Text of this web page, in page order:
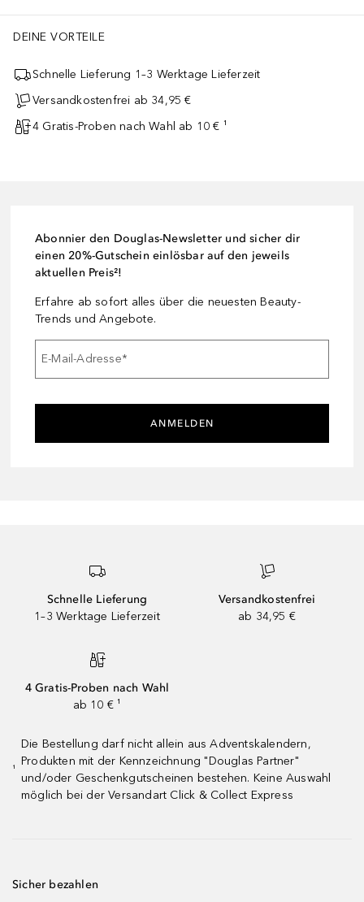
DEINE VORTEILE
Schnelle Lieferung 1–3 Werktage Lieferzeit
Versandkostenfrei ab 34,95 €
4 Gratis-Proben nach Wahl ab 10 € ¹
Abonnier den Douglas-Newsletter und sicher dir
einen 20%-Gutschein einlösbar auf den jeweils
aktuellen Preis²!
Erfahre ab sofort alles über die neuesten Beauty-
Trends und Angebote.
E-Mail-Adresse*
ANMELDEN
Schnelle Lieferung
1–3 Werktage Lieferzeit
Versandkostenfrei
ab 34,95 €
4 Gratis-Proben nach Wahl
ab 10 € ¹
¹
Die Bestellung darf nicht allein aus Adventskalendern,
Produkten mit der Kennzeichnung "Douglas Partner"
und/oder Geschenkgutscheinen bestehen. Keine Auswahl
möglich bei der Versandart Click & Collect Express
Sicher bezahlen